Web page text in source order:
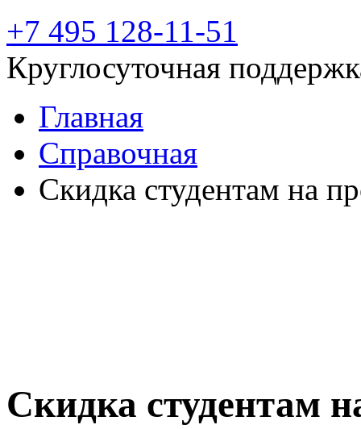
+7 495 128-11-51
Круглосуточная
Главная
Справочная
Скидка студентам на
Скидка студентам